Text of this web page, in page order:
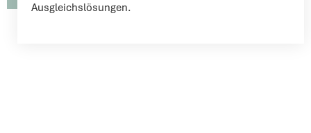
Ausgleichslösungen.